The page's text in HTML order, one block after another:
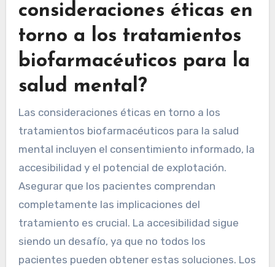
consideraciones éticas en
torno a los tratamientos
biofarmacéuticos para la
salud mental?
Las consideraciones éticas en torno a los
tratamientos biofarmacéuticos para la salud
mental incluyen el consentimiento informado, la
accesibilidad y el potencial de explotación.
Asegurar que los pacientes comprendan
completamente las implicaciones del
tratamiento es crucial. La accesibilidad sigue
siendo un desafío, ya que no todos los
pacientes pueden obtener estas soluciones. Los